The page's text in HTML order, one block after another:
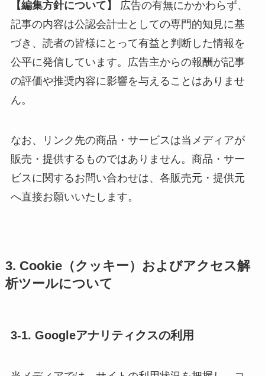
【編集方針について】
広告の有無にかかわらず、
記事の内容は公認会計士としての専門的知見に基
づき、読者の皆様にとって有益と判断した情報を
公平に発信しています。広告主からの報酬が記事
の評価や推奨内容に影響を与えることはありませ
ん。
なお、リンク先の商品・サービスは当メディアが
販売・提供するものではありません。商品・サー
ビスに関するお問い合わせは、各販売元・提供元
へ直接お願いいたします。
3. Cookie（クッキー）およびアクセス解
析ツールについて
3-1. Googleアナリティクスの利用